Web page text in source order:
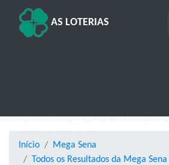
AS LOTERIAS
Início
Mega Sena
Todos os Resultados da Mega